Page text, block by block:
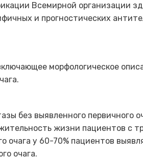
Всемирной организации
и прогностических
морфологическое
без выявленного первичного
жизни пациентов с
у 60-70% пациентов
очага.